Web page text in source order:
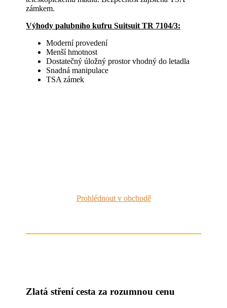
zámkem.
Výhody palubního kufru Suitsuit TR 7104/3:
Moderní provedení
Menší hmotnost
Dostatečný úložný prostor vhodný do letadla
Snadná manipulace
TSA zámek
Prohlédnout v obchodě
Zlatá stření cesta za rozumnou cenu